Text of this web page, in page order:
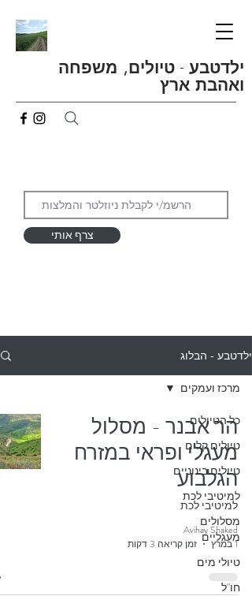
ילדטבע - טיולים, משפחה
ואהבת ארץ
צרף אותי
ילדטבע - הבלוג
כל הטיולים
טיולים קלים
טיולים בינוניים
למיטיבי לכת
מסלולים
מעגליים
טיולי מים
חו"ל
מרכז ועמקים
הר אבנר - מסלול
מעגלי ופראי במזרח
הגלבוע
למיטיבי לכת
Avihay Shaked
1 במרץ
זמן קריאה 3 דקות